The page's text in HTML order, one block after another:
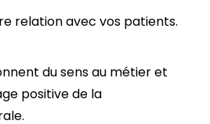
relation avec vos patients.
du sens au métier et
positive de la